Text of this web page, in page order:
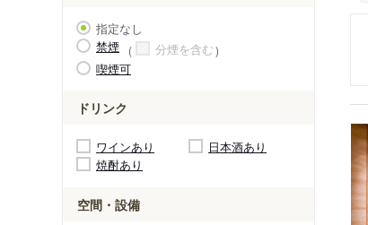
指定なし
禁煙
分煙を含む
喫煙可
ドリンク
ワインあり
日本酒あり
焼酎あり
空間・設備